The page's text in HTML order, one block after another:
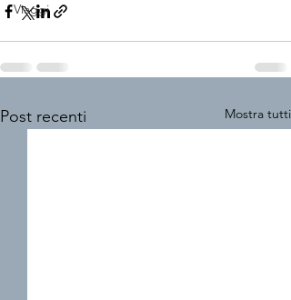
Viaggi
Post recenti Mostra tutti